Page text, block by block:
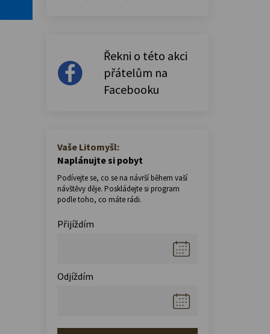
Řekni o této akci
přátelům na
Facebooku
Vaše Litomyšl:
Naplánujte si pobyt
Podívejte se, co se na návrší během vaší
návštěvy děje. Poskládejte si program
podle toho, co máte rádi.
Přijíždím
Odjíždím